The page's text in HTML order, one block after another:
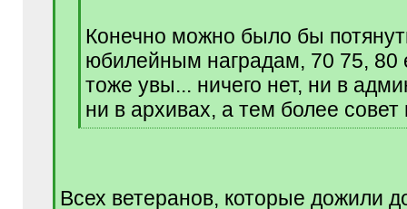
Конечно можно было бы
юбилейным наградам, 70 75, 80
тоже увы... ничего нет, ни в
ни в архивах, а тем более совет
[
Всех ветеранов, которые дожили